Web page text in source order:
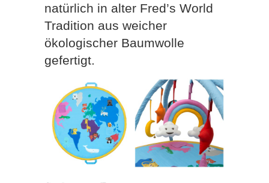
natürlich in alter Fred’s World
Tradition aus weicher
ökologischer Baumwolle
gefertigt.